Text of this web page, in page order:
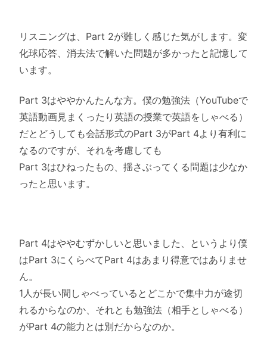
リスニングは、Part 2が難しく感じた気がします。変
化球応答、 消去法で解いた問題が多かったと記憶して
います。
Part 3はややかんたんな方。僕の勉強法（YouTubeで
英語動画見まくったり英語の授業で英語をしゃべる）
だとどうしても会話形式のPart 3がPart 4より有利に
なるのですが、それを考慮しても
Part 3はひねったもの、揺さぶってくる問題は少なか
ったと思います。
Part 4はややむずかしいと思いました、というより僕
はPart 3にくらべてPart 4はあまり得意ではありませ
ん。
1人が長い間しゃべっているとどこかで集中力が途切
れるからなのか、それとも勉強法（相手としゃべる）
がPart 4の能力とは別だからなのか。